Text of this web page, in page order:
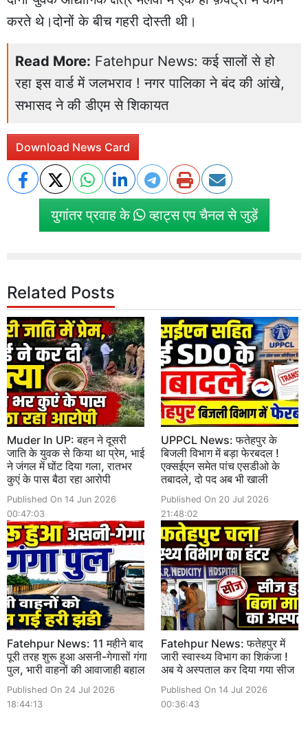
करते थे।दोनों के बीच गहरी दोस्ती थी।
Read More: Fatehpur News: कई सालों से हो
रहा इस वार्ड में जलभराव ! नगर पालिका ने बंद की आंखे,
सभासद ने की डीएम से शिकायत
Download News Card
युगांतर प्रवाह के व्हाट्स एप चैनल से जुड़ें
Related Posts
Muder In UP: बहन ने दूसरी
जाति के युवक से किया था प्रेम, भाई
ने जंगल में घोंट दिया गला, रातभर
कुएं के पास बैठा रहा आरोपी
Published On 14 Jun 2026
00:47:03
UPPCL News: फतेहपुर के
बिजली विभाग में बड़ा फेरबदल !
एक्सईएन समेत पांच एसडीओ के
तबादले, दो पद अब भी खाली
Published On 20 Jul 2026
21:48:02
Fatehpur News: 11 महीने बाद
पूरी तरह शुरू हुआ असनी-गेगासों गंगा
पुल, भारी वाहनों की आवाजाही बहाल
Published On 24 Jul 2026
18:44:13
Fatehpur News: फतेहपुर में
जारी स्वास्थ्य विभाग का शिकंजा !
अब ये अस्पताल कर दिया गया सीज
Published On 14 Jul 2026
00:36:43